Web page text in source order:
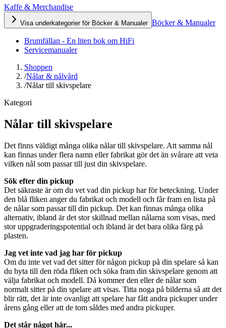
Kaffe & Merchandise
Visa underkategorier för Böcker & Manualer Böcker & Manualer
Brumfällan - En liten bok om HiFi
Servicemanualer
Shoppen
/Nålar & nålvård
/Nålar till skivspelare
Kategori
Nålar till skivspelare
Det finns väldigt många olika nålar till skivspelare. Att samma nål
kan finnas under flera namn eller fabrikat gör det än svårare att veta
vilken nål som passar till just din skivspelare.
Sök efter din pickup
Det säkraste är om du vet vad din pickup har för beteckning. Under
den blå fliken anger du fabrikat och modell och får fram en lista på
de nålar som passar till din pickup. Det kan finnas många olika
alternativ, ibland är det stor skillnad mellan nålarna som visas, med
stor uppgraderingspotential och ibland är det bara olika färg på
plasten.
Jag vet inte vad jag har för pickup
Om du inte vet vad det sitter för någon pickup på din spelare så kan
du byta till den röda fliken och söka fram din skivspelare genom att
välja fabrikat och modell. Då kommer den eller de nålar som
normalt sitter på din spelare att visas. Titta noga på bilderna så att det
blir rätt, det är inte ovanligt att spelare har fått andra pickuper under
årens gång eller att de tom såldes med andra pickuper.
Det står något här...